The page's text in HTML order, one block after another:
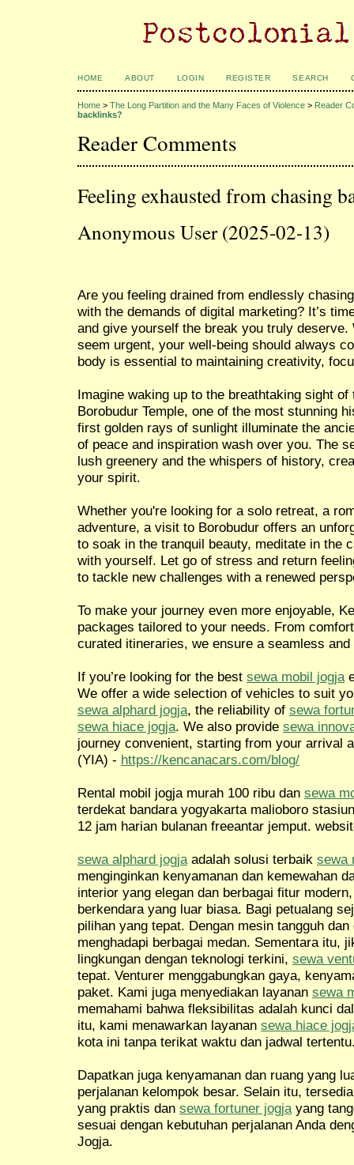
HOME ABOUT LOGIN REGISTER SEARCH
Home > The Long Partition and the Many Faces of Violence > Reader
backlinks?
Reader Comments
Feeling exhausted from chasing
Anonymous User (2025-02-13)
Are you feeling drained from endlessly
with the demands of digital marketing? It’s
and give yourself the break you truly
seem urgent, your well-being should always
body is essential to maintaining creativity,
Imagine waking up to the breathtaking sight
Borobudur Temple, one of the most stunning
first golden rays of sunlight illuminate the
of peace and inspiration wash over you. The
lush greenery and the whispers of history,
your spirit.
Whether you're looking for a solo retreat, a
adventure, a visit to Borobudur offers an
to soak in the tranquil beauty, meditate in the
with yourself. Let go of stress and return
to tackle new challenges with a renewed
To make your journey even more enjoyable,
packages tailored to your needs. From
curated itineraries, we ensure a seamless
If you’re looking for the best sewa mobil jogja
We offer a wide selection of vehicles to suit
sewa alphard jogja, the reliability of sewa
sewa hiace jogja. We also provide sewa
journey convenient, starting from your arrival
(YIA) - https://kencanacars.com/blog/
Rental mobil jogja murah 100 ribu dan sewa
terdekat bandara yogyakarta malioboro
12 jam harian bulanan freeantar jemput.
sewa alphard jogja adalah solusi terbaik sewa
menginginkan kenyamanan dan kemewahan
interior yang elegan dan berbagai fitur
berkendara yang luar biasa. Bagi petualang
pilihan yang tepat. Dengan mesin tangguh
menghadapi berbagai medan. Sementara itu,
lingkungan dengan teknologi terkini, sewa
tepat. Venturer menggabungkan gaya,
paket. Kami juga menyediakan layanan sewa
memahami bahwa fleksibilitas adalah kunci
itu, kami menawarkan layanan sewa hiace
kota ini tanpa terikat waktu dan jadwal
Dapatkan juga kenyamanan dan ruang yang
perjalanan kelompok besar. Selain itu,
yang praktis dan sewa fortuner jogja yang
sesuai dengan kebutuhan perjalanan Anda
Jogja.